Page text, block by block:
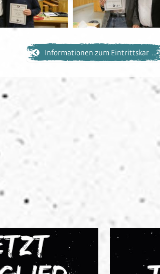
Informationen zum Eintrittskar ...“